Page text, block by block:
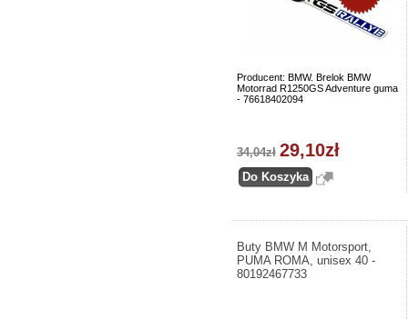
Producent: BMW. Brelok BMW
Motorrad R1250GS Adventure guma
- 76618402094
34,04zł 29,10zł
Buty BMW M Motorsport,
PUMA ROMA, unisex 40 -
80192467733